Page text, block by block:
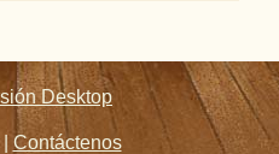
Desktop
Contáctenos